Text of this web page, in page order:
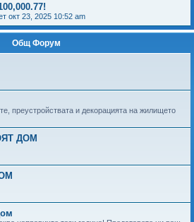
окт 23, 2025 10:52 am
Общ Форум
преустройствата и декорацията на жилището
ДОМ